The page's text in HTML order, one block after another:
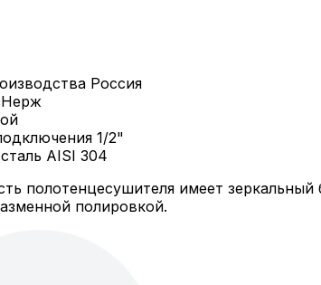
Россия
1/2"
сталь AISI 304
полотенцесушителя имеет
полировкой.